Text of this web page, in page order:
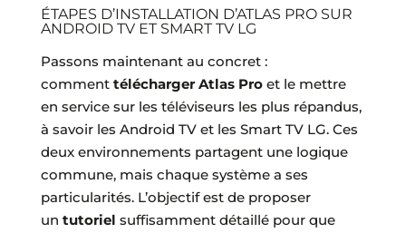
ÉTAPES D’INSTALLATION D’ATLAS PRO SUR
ANDROID TV ET SMART TV LG
Passons maintenant au concret :
comment télécharger Atlas Proet le mettre
en service sur les téléviseurs les plus répandus,
à savoir les Android TV et les Smart TV LG. Ces
deux environnements partagent une logique
commune, mais chaque système a ses
particularités. L’objectif est de proposer
un tutoriel suffisamment détaillé pour que